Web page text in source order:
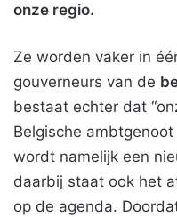
onze regio.
Ze worden vaker in
gouverneurs van de
bestaat echter dat
Belgische
wordt namelijk een
daarbij staat ook het
op de agenda.